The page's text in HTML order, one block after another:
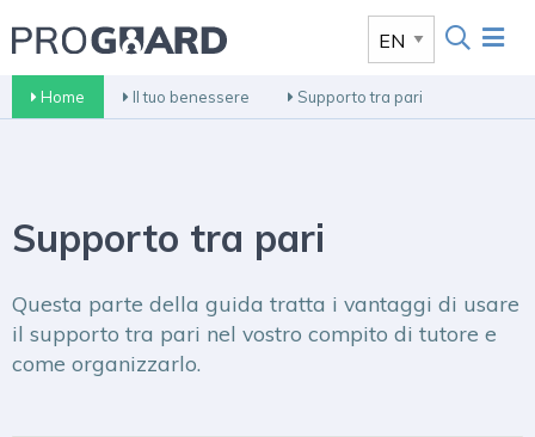
Home Il tuo benessere Supporto tra pari
Supporto tra pari
Questa parte della guida tratta i vantaggi di usare
il supporto tra pari nel vostro compito di tutore e
come organizzarlo.